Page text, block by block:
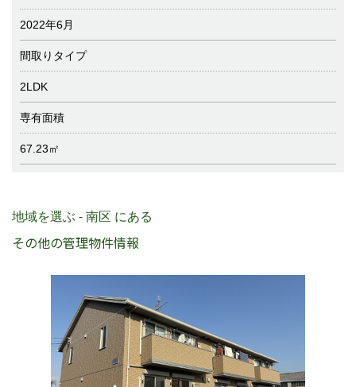
2022年6月
間取りタイプ
2LDK
専有面積
67.23㎡
地域を選ぶ - 南区 にある
その他の管理物件情報